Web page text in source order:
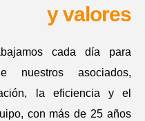
y valores
cada día para
asociados,
la eficiencia y el
con más de 25 años